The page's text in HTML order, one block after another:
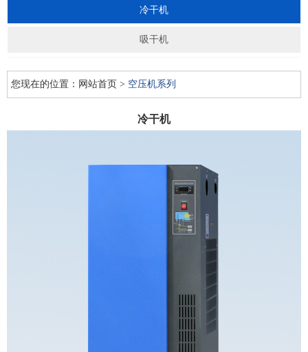
冷干机
吸干机
您现在的位置： 网站首页 > 空压机系列
冷干机